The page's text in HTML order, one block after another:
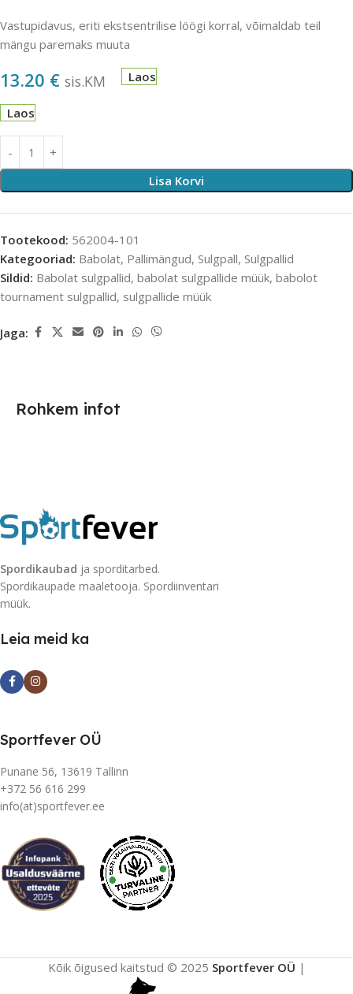
Vastupidavus, eriti ekstsentrilise löögi korral, võimaldab teil
mängu paremaks muuta
13.20 € sis.KM Laos
Laos
Lisa Korvi
Tootekood: 562004-101
Kategooriad: Babolat, Pallimängud, Sulgpall, Sulgpallid
Sildid: Babolat sulgpallid, babolat sulgpallide müük, babolot
tournament sulgpallid, sulgpallide müük
Jaga:
Rohkem infot
Spordikaubad ja sporditarbed.
Spordikaupade maaletooja. Spordiinventari
müük.
Leia meid ka
Sportfever OÜ
Punane 56, 13619 Tallinn
+372 56 616 299
info(at)sportfever.ee
Kõik õigused kaitstud © 2025 Sportfever OÜ |